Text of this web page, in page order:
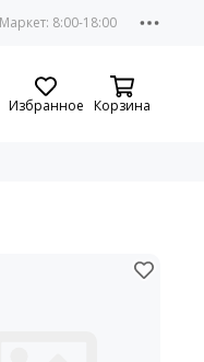
Избранное Корзина